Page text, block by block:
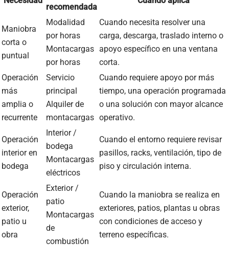
recomendada
Maniobra
corta o
puntual
Modalidad
por horas
Montacargas
por horas
Cuando necesita resolver una
carga, descarga, traslado interno o
apoyo específico en una ventana
corta.
Operación
más
amplia o
recurrente
Servicio
principal
Alquiler de
montacargas
Cuando requiere apoyo por más
tiempo, una operación programada
o una solución con mayor alcance
operativo.
Operación
interior en
bodega
Interior /
bodega
Montacargas
eléctricos
Cuando el entorno requiere revisar
pasillos, racks, ventilación, tipo de
piso y circulación interna.
Operación
exterior,
patio u
obra
Exterior /
patio
Montacargas
de
combustión
Cuando la maniobra se realiza en
exteriores, patios, plantas u obras
con condiciones de acceso y
terreno específicas.